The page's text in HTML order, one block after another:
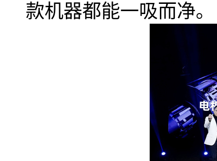
款机器都能一吸而净。